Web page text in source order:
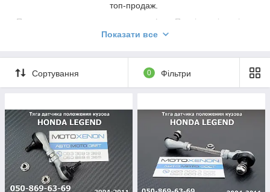
топ-продаж.
Просте встановлення тяги нахилу фар. Повністю відповідає
оригінальній. Ремонт тяги датчика положення кузова
найлегший і найдешевший спосіб відновити систему AFS
машини зі штатним ксеноном, якщо впало ближнє світло та
загорілася лампочка на приладовій панелі.
For international shipping, please, contact us
onauto.motoxenon@gmail.com
Показати все
Сортування 0 Фільтри